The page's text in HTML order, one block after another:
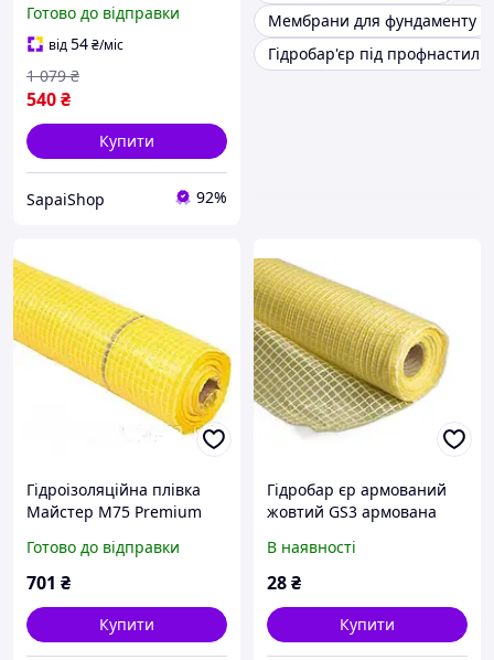
фасаду стін мембрана
армована паропроникна
Готово до відправки
від54₴/міс
540₴
1 079 ₴
Купити
SapaiShop 92%
Мембрани для фундаменту
Гідробар'єр під профнастил
Гідроізоляційна плівка
Майстер М75 Premium
Готово до відправки
701 ₴
Купити
Гідробар єр армований
жовтий GS3 армована
для покрівлі та стін 1 п.м.
В наявності
28₴
Купити